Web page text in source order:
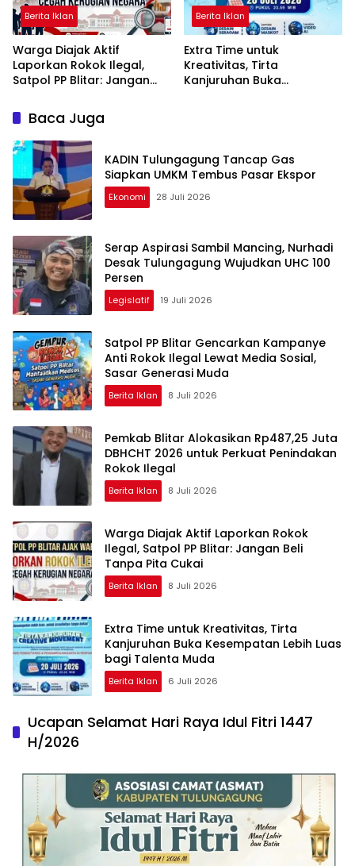
Berita Iklan
Warga Diajak Aktif
Laporkan Rokok Ilegal,
Satpol PP Blitar: Jangan
Berita Iklan
Extra Time untuk
Kreativitas, Tirta
Kanjuruhan Buka
Baca Juga
KADIN Tulungagung Tancap Gas
Siapkan UMKM Tembus Pasar Ekspor
Ekonomi 28 Juli 2026
Serap Aspirasi Sambil Mancing, Nurhadi
Desak Tulungagung Wujudkan UHC 100
Persen
Legislatif 19 Juli 2026
Satpol PP Blitar Gencarkan Kampanye
Anti Rokok Ilegal Lewat Media Sosial,
Sasar Generasi Muda
Berita Iklan 8 Juli 2026
Pemkab Blitar Alokasikan Rp487,25 Juta
DBHCHT 2026 untuk Perkuat Penindakan
Rokok Ilegal
Berita Iklan 8 Juli 2026
Warga Diajak Aktif Laporkan Rokok
Ilegal, Satpol PP Blitar: Jangan Beli
Tanpa Pita Cukai
Berita Iklan 8 Juli 2026
Extra Time untuk Kreativitas, Tirta
Kanjuruhan Buka Kesempatan Lebih Luas
bagi Talenta Muda
Berita Iklan 6 Juli 2026
Ucapan Selamat Hari Raya Idul Fitri 1447
H/2026